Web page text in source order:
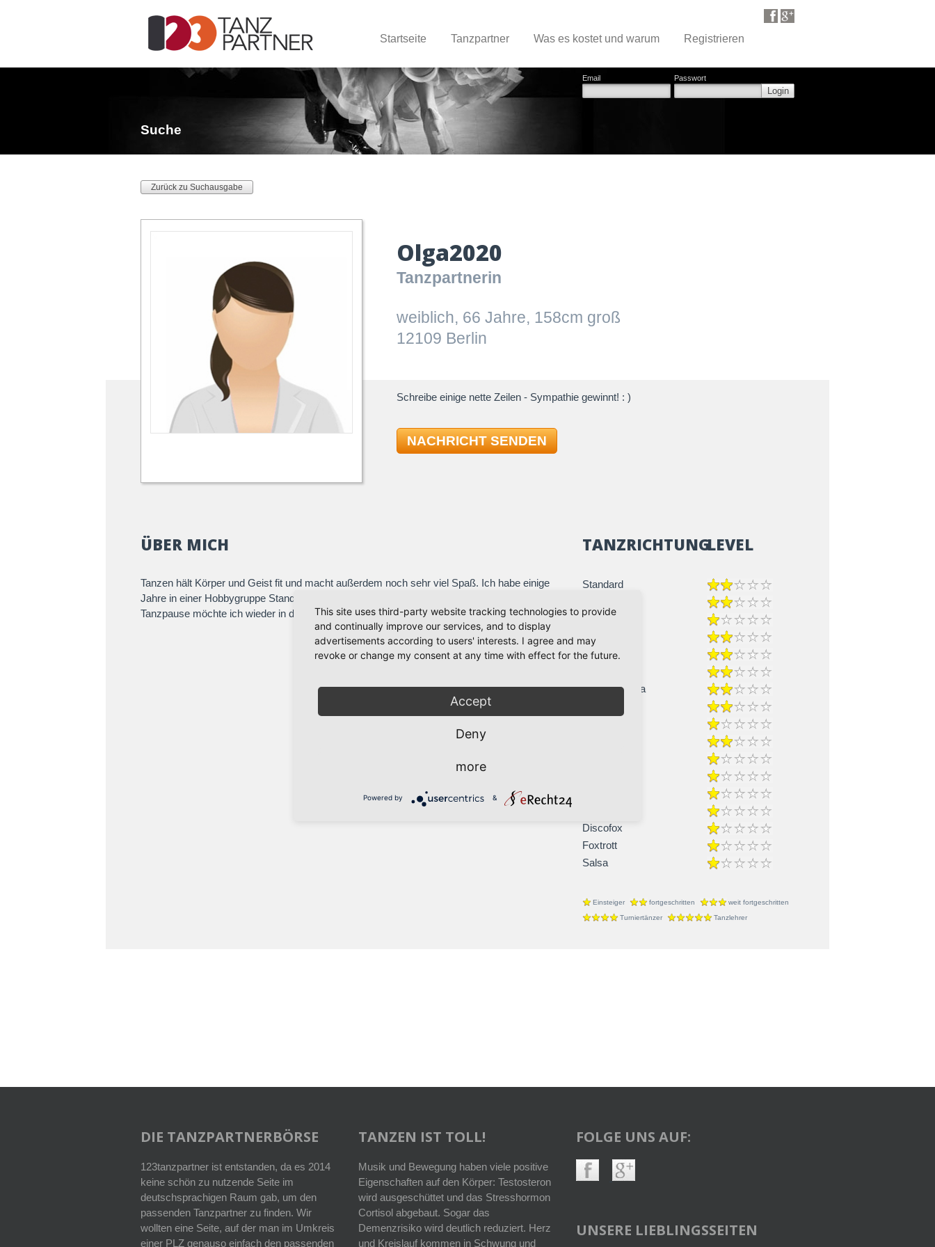
Startseite Tanzpartner Was es kostet und warum Registrieren
Email Passwort
Login
Suche
Zurück zu Suchausgabe
Olga2020
Tanzpartnerin
weiblich, 66 Jahre, 158cm groß
12109 Berlin
Schreibe einige nette Zeilen - Sympathie gewinnt! : )
NACHRICHT SENDEN
ÜBER MICH
Tanzen hält Körper und Geist fit und macht außerdem noch sehr viel Spaß. Ich habe einige
Jahre in einer Hobbygruppe Standard/ Latein und ein wenig Discofox getanzt. Nach einer
Tanzpause möchte ich wieder in die Tanzwelt eintauchen.
TANZRICHTUNG
Standard
Slowfox
Tango
Walzer
Cha-Cha-Cha
Discofox
Foxtrott
Salsa
LEVEL
Einsteiger fortgeschritten
weit fortgeschritten
Turniertänzer
Tanzlehrer
DIE TANZPARTNERBÖRSE
123tanzpartner ist entstanden, da es 2014
keine schön zu nutzende Seite im
deutschsprachigen Raum gab, um den
passenden Tanzpartner zu finden. Wir
wollten eine Seite, auf der man im Umkreis
einer PLZ genauso einfach den passenden
TANZEN IST TOLL!
Musik und Bewegung haben viele positive
Eigenschaften auf den Körper: Testosteron
wird ausgeschüttet und das Stresshormon
Cortisol abgebaut. Sogar das
Demenzrisiko wird deutlich reduziert. Herz
und Kreislauf kommen in Schwung und
FOLGE UNS AUF:
UNSERE LIEBLINGSSEITEN
This site uses third-party website tracking technologies to provide
and continually improve our services, and to display
advertisements according to users' interests. I agree and may
revoke or change my consent at any time with effect for the future.
Accept
Deny
more
Powered by &